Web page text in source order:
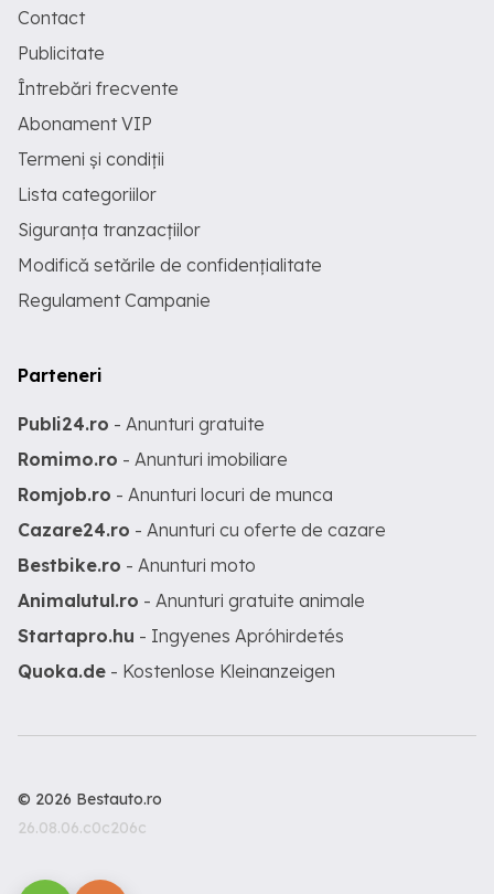
Contact
Publicitate
Întrebări frecvente
Abonament VIP
Termeni și condiții
Lista categoriilor
Siguranța tranzacțiilor
Modifică setările de confidențialitate
Regulament Campanie
Parteneri
Publi24.ro - Anunturi gratuite
Romimo.ro - Anunturi imobiliare
Romjob.ro - Anunturi locuri de munca
Cazare24.ro - Anunturi cu oferte de cazare
Bestbike.ro - Anunturi moto
Animalutul.ro - Anunturi gratuite animale
Startapro.hu - Ingyenes Apróhirdetés
Quoka.de - Kostenlose Kleinanzeigen
© 2026 Bestauto.ro
26.08.06.c0c206c